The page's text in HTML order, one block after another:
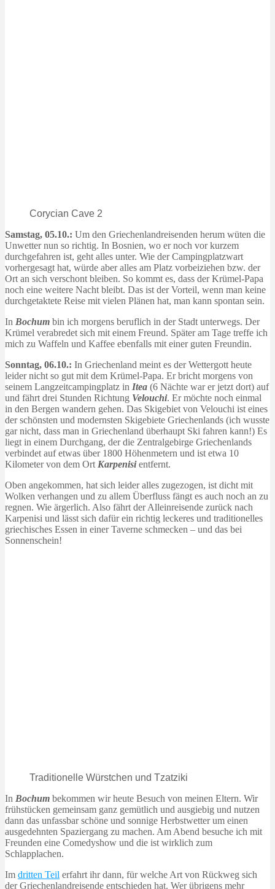
Corycian Cave 2
Samstag, 05.10.: Um den Griechenlandreisenden herum wüten die
Unwetter nun so richtig. In Bosnien, wo er noch vor kurzem
durchgefahren ist, geht alles unter. Wie der Campingplatzwart
vorhergesagt hat, würde aber alles am Platz vorbeiziehen bzw. der
Ort an sich verschont bleiben. So kommt es, dass der Krümel-Papa
noch eine weitere Nacht bleibt. Das ist der Vorteil, wenn man keine
durchgetaktete Reise mit vielen Plänen hat, man kann spontan sein.
In Bochum bin ich morgens beruflich in der Stadt unterwegs. Der
Krümel verabredet sich mit einem Freund. Später am Tage treffe ich
mich zu Waffeln und Kaffee ebenfalls mit einer guten Freundin.
Sonntag, 06.10.: In Griechenland meint es der Wettergott heute
leider nicht so gut mit dem Krümel-Papa. Er bricht morgens von
seinem Langzeitcampingplatz in Itea (6 Nächte war er jetzt dort) auf
und fährt drei Stunden Richtung Velouchi. Er möchte noch einmal
in den Bergen wandern gehen. Das Skigebiet von Velouchi ist eines
der schönsten und modernsten Skigebiete Griechenlands (ich wusste
gar nicht, dass man in Griechenland überhaupt Ski fahren kann!) Es
liegt in einem Durchgang, der die Zentralgebirge Griechenlands
verbindet auf etwas über 1800 Höhenmetern und ist etwa 10
Kilometer von dem Ort Karpenisientfernt.
Oben angekommen, hat sich leider alles zugezogen, ist dicht mit
Wolken verhangen und zu allem Überfluss fängt es auch noch an zu
regnen. Wie ärgerlich. Also fährt der Alleinreisende zurück nach
Karpenisi und lässt sich dafür ein richtig leckeres und traditionelles
griechisches Essen in einer Taverne schmecken – und das bei
Sonnenschein!
Traditionelle Würstchen und Tzatziki
In Bochum bekommen wir heute Besuch von meinen Eltern. Wir
frühstücken gemeinsam ganz gemütlich und ausgiebig und nutzen
dann das unfassbar schöne und sonnige Herbstwetter um einen
ausgedehnten Spaziergang zu machen. Am Abend besuche ich mit
Freunden eine Comedyshow und die ist wirklich zum
Schlapplachen.
Im dritten Teil erfahrt ihr dann, für welche Art von Rückweg sich
der Griechenlandreisende entschieden hat. Wer übrigens mehr